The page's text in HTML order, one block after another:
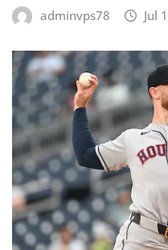
adminvps78 Jul